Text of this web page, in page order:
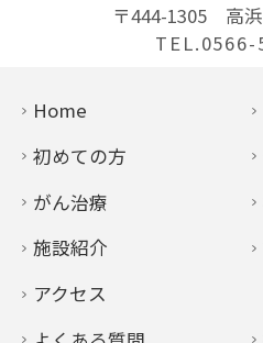
〒444-1305
高
TEL.0566-
Home
初めての方
がん治療
施設紹介
アクセス